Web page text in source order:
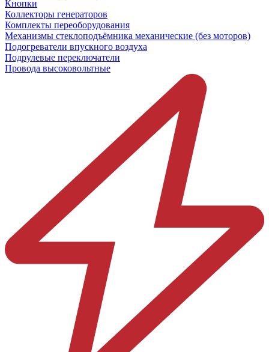
Кнопки
Коллекторы генераторов
Комплекты переоборудования
Механизмы стеклоподъёмника механические (без моторов)
Подогреватели впускного воздуха
Подрулевые переключатели
Провода высоковольтные